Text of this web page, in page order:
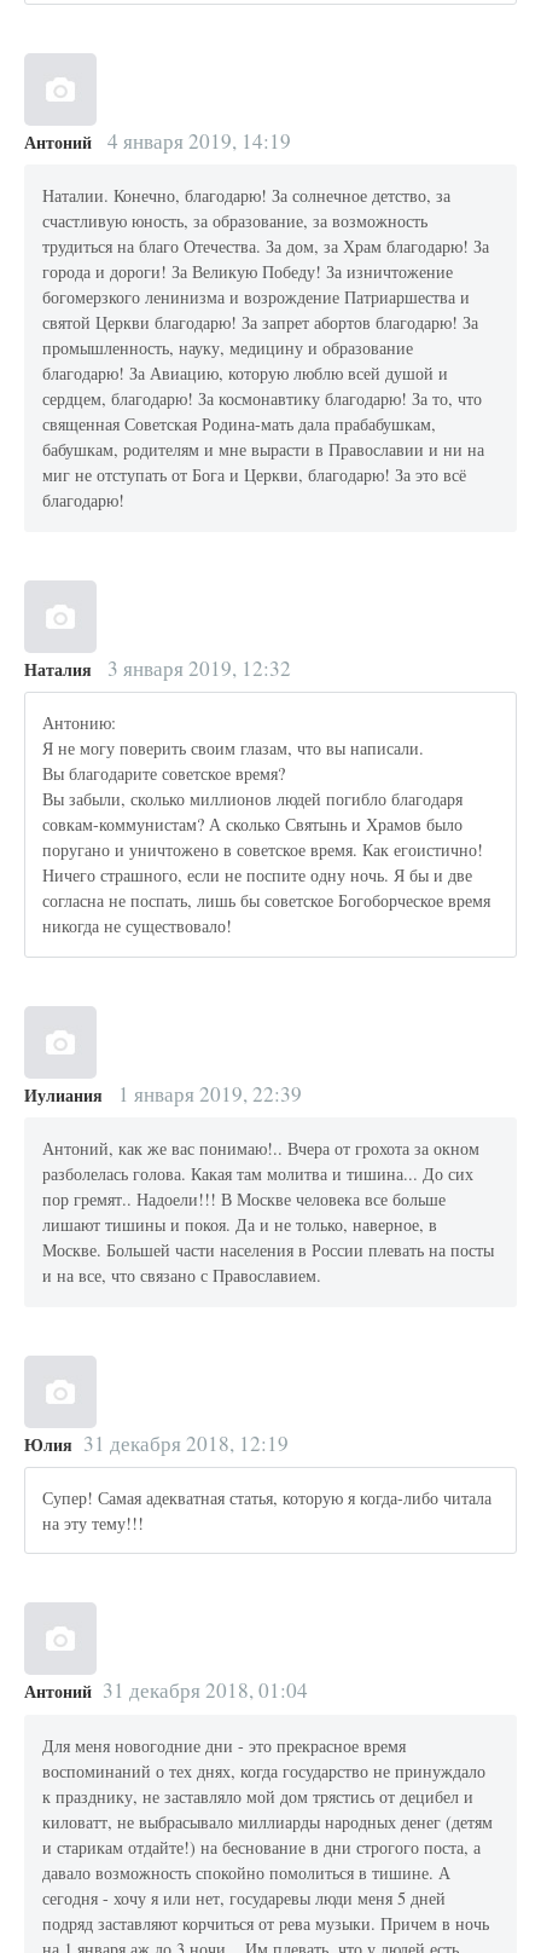
Антоний 4 января 2019, 14:19
Наталии. Конечно, благодарю! За солнечное детство, за
счастливую юность, за образование, за возможность
трудиться на благо Отечества. За дом, за Храм благодарю! За
города и дороги! За Великую Победу! За изничтожение
богомерзкого ленинизма и возрождение Патриаршества и
святой Церкви благодарю! За запрет абортов благодарю! За
промышленность, науку, медицину и образование
благодарю! За Авиацию, которую люблю всей душой и
сердцем, благодарю! За космонавтику благодарю! За то, что
священная Советская Родина-мать дала прабабушкам,
бабушкам, родителям и мне вырасти в Православии и ни на
миг не отступать от Бога и Церкви, благодарю! За это всё
благодарю!
Наталия 3 января 2019, 12:32
Антонию:
Я не могу поверить своим глазам, что вы написали.
Вы благодарите советское время?
Вы забыли, сколько миллионов людей погибло благодаря
совкам-коммунистам? А сколько Святынь и Храмов было
поругано и уничтожено в советское время. Как егоистично!
Ничего страшного, если не поспите одну ночь. Я бы и две
согласна не поспать, лишь бы советское Богоборческое время
никогда не существовало!
Иулиания 1 января 2019, 22:39
Антоний, как же вас понимаю!.. Вчера от грохота за окном
разболелась голова. Какая там молитва и тишина... До сих
пор гремят.. Надоели!!! В Москве человека все больше
лишают тишины и покоя. Да и не только, наверное, в
Москве. Большей части населения в России плевать на посты
и на все, что связано с Православием.
Юлия 31 декабря 2018, 12:19
Супер! Самая адекватная статья, которую я когда-либо читала
на эту тему!!!
Антоний 31 декабря 2018, 01:04
Для меня новогодние дни - это прекрасное время
воспоминаний о тех днях, когда государство не принуждало
к празднику, не заставляло мой дом трястись от децибел и
киловатт, не выбрасывало миллиарды народных денег (детям
и старикам отдайте!) на беснование в дни строгого поста, а
давало возможность спокойно помолиться в тишине. А
сегодня - хочу я или нет, государевы люди меня 5 дней
подряд заставляют корчиться от рева музыки. Причем в ночь